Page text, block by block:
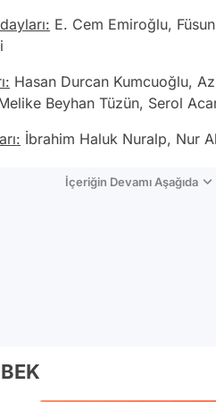
E. Cem Emiroğlu,
Hasan Durcan Kumcuoğlu,
Beyhan Tüzün, Serol
İbrahim Haluk Nuralp, Nur
İçeriğin Devamı Aşağıda